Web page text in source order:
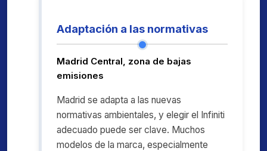
Adaptación a las normativas
Madrid Central, zona de bajas
emisiones
Madrid se adapta a las nuevas
normativas ambientales, y elegir el Infiniti
adecuado puede ser clave. Muchos
modelos de la marca, especialmente